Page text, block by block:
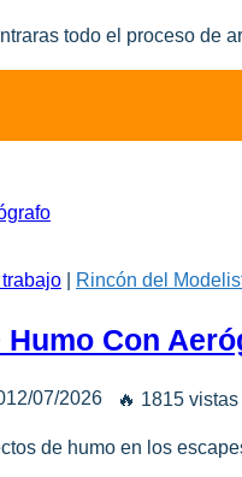
todo el proceso de
Rincón del
Con
12/07/2026 🔥 1815 vistas
de humo en los